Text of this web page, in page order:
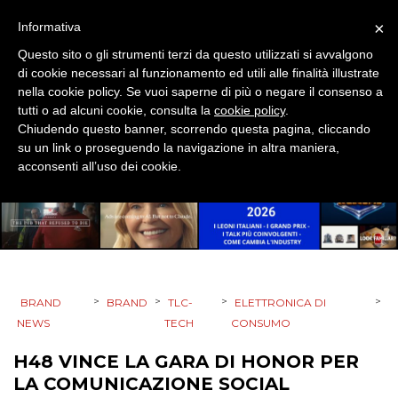
MOBILE
PROMOZIONI
PRODOTTI
CSR
BRAND
NEWS
> BRAND > TLC-
TECH
>
ELETTRONICA DI
CONSUMO
>
H48 VINCE LA GARA DI HONOR PER
LA COMUNICAZIONE SOCIAL
×
Informativa
Questo sito o gli strumenti terzi da questo utilizzati si avvalgono
di cookie necessari al funzionamento ed utili alle finalità illustrate
nella cookie policy. Se vuoi saperne di più o negare il consenso a
tutti o ad alcuni cookie, consulta la cookie policy.
Chiudendo questo banner, scorrendo questa pagina, cliccando
su un link o proseguendo la navigazione in altra maniera,
acconsenti all’uso dei cookie.